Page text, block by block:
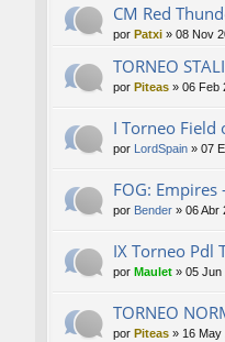
CM Red
por Patxi » 08 Nov
TORNEO
por Piteas » 06 Feb
I Torneo Field
por LordSpain » 07
FOG: Empires
por Bender » 06 Abr
IX Torneo Pdl
por Maulet » 05 Jun
TORNEO
por Piteas » 16 May